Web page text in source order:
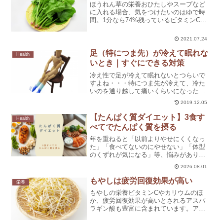
ほうれん草の栄養おひたしやスープなど
に入れる場合、気をつけたいのはゆで時
間。1分なら74%残っているビタミンC
ます。栄養の損失を防ぐには、短時間で
けを絞り、熱に長時...
2021.07.24
Health
足（特につま先）が冷えて眠れな
いとき｜すぐにできる対策
冷え性で足が冷えて眠れないとつらいで
すよね・・・特につま先が冷えて、冷た
いのを通り越して痛いくらいになった
り。靴下を何枚も重ねて履いても冷たい
ままだったり。私もずっとつらい思いを
してきたので、同じように足が冷えて眠
れない方はどんな対策をして...
2019.12.05
Health
【たんぱく質ダイエット】3食す
べてでたんぱく質を摂る
年を重ねると「以前よりやせにくくなっ
た」「食べてないのにやせない」「体型
のくずれが気になる」等、悩みがありま
せんか？ダイエットには、筋肉量を維持
して代謝を落とさない「たんぱく質」の
摂取が不可欠です。1食でまとめて摂るの
ではなく、3食均等に摂...
2026.08.01
栄養 もやしは疲労回復効果が高い
もやしの栄養ビタミンCやカリウムのほ
か、疲労回復効果が高いとされるアスパ
ラギン酸も豊富に含まれています。アス